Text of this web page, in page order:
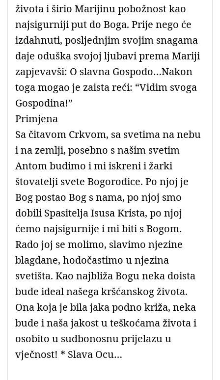
života i širio Marijinu pobožnost kao
najsigurniji put do Boga. Prije nego će
izdahnuti, posljednjim svojim snagama
daje oduška svojoj ljubavi prema Mariji
zapjevavši: O slavna Gospođo…Nakon
toga mogao je zaista reći: “Vidim svoga
Gospodina!”
Primjena
Sa čitavom Crkvom, sa svetima na nebu
i na zemlji, posebno s našim svetim
Antom budimo i mi iskreni i žarki
štovatelji svete Bogorodice. Po njoj je
Bog postao Bog s nama, po njoj smo
dobili Spasitelja Isusa Krista, po njoj
ćemo najsigurnije i mi biti s Bogom.
Rado joj se molimo, slavimo njezine
blagdane, hodočastimo u njezina
svetišta. Kao najbliža Bogu neka doista
bude ideal našega kršćanskog života.
Ona koja je bila jaka podno križa, neka
bude i naša jakost u teškoćama života i
osobito u sudbonosnu prijelazu u
vječnost! * Slava Ocu…